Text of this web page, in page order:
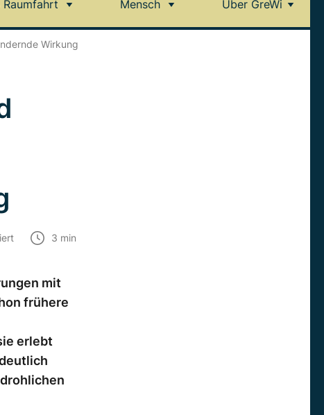
Raumfahrt Mensch Über GreWi
Wirkung
3 min
mit
frühere
erlebt